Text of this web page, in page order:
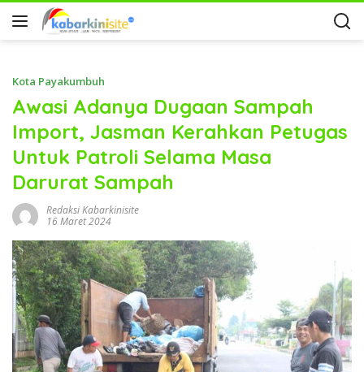
Kota Payakumbuh
Awasi Adanya Dugaan Sampah
Import, Jasman Kerahkan Petugas
Untuk Patroli Selama Masa
Darurat Sampah
Redaksi Kabarkinisite
16 Maret 2024